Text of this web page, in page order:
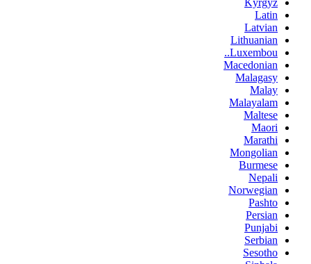
Latin
Latvian
Lithuanian
Luxembou..
Macedonian
Malagasy
Malay
Malayalam
Maltese
Maori
Marathi
Mongolian
Burmese
Nepali
Norwegian
Pashto
Persian
Punjabi
Serbian
Sesotho